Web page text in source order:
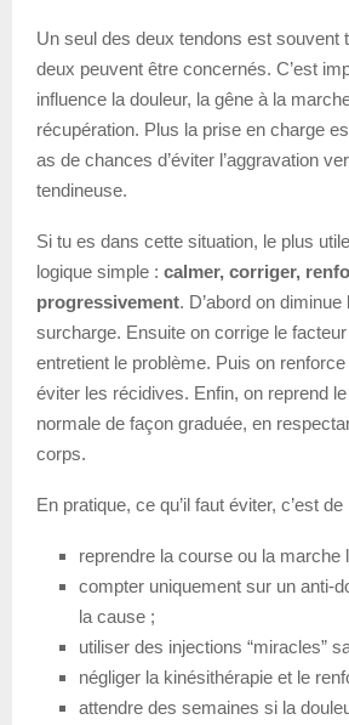
Un seul des deux tendons est souvent
deux peuvent être concernés. C’est
influence la douleur, la gêne à la
récupération. Plus la prise en charge
as de chances d’éviter l’aggravation
tendineuse.
Si tu es dans cette situation, le plus
logique simple : calmer, corriger,
progressivement. D’abord on
surcharge. Ensuite on corrige le
entretient le problème. Puis on
éviter les récidives. Enfin, on reprend
normale de façon graduée, en
corps.
En pratique, ce qu’il faut éviter, c’est de
reprendre la course ou la marche
compter uniquement sur un anti-
la cause ;
utiliser des injections “miracles”
négliger la kinésithérapie et le
attendre des semaines si la